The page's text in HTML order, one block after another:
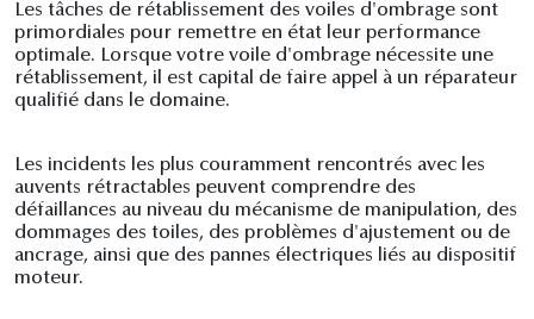
Les tâches de rétablissement des voiles d'ombrage sont
primordiales pour remettre en état leur performance
optimale. Lorsque votre voile d'ombrage nécessite une
rétablissement, il est capital de faire appel à un réparateur
qualifié dans le domaine.
Les incidents les plus couramment rencontrés avec les
auvents rétractables peuvent comprendre des
défaillances au niveau du mécanisme de manipulation, des
dommages des toiles, des problèmes d'ajustement ou de
ancrage, ainsi que des pannes électriques liés au dispositif
moteur.